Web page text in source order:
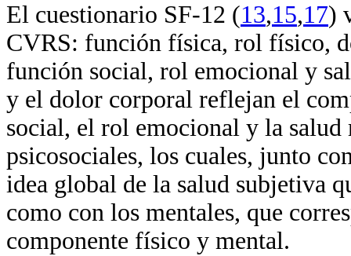
El cuestionario SF-12 (13,15,17)
CVRS: función física, rol físico,
función social, rol emocional y
y el dolor corporal reflejan el
social, el rol emocional y la salud
psicosociales, los cuales, junto
idea global de la salud subjetiva
como con los mentales, que
componente físico y mental.